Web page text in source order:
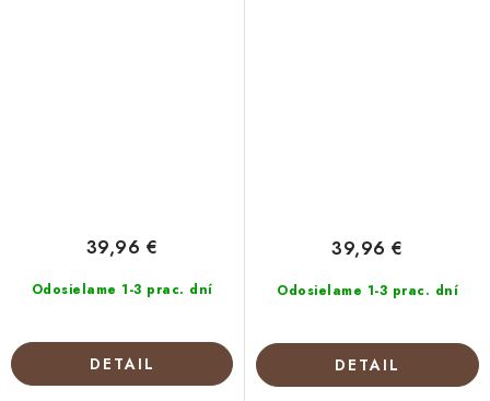
Odosielame 1-3 prac. dní
39,96 €
DETAIL
Odosielame 1-3 prac. dní
39,96 €
DETAIL